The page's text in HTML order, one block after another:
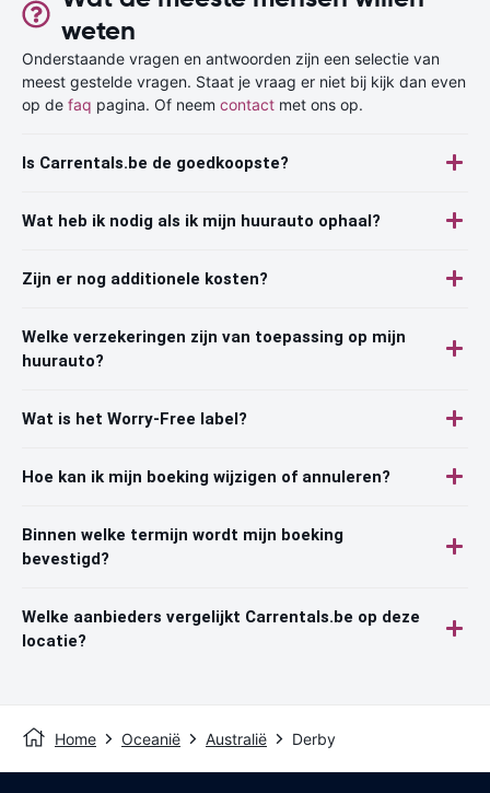
weten
Onderstaande vragen en antwoorden zijn een selectie van
meest gestelde vragen. Staat je vraag er niet bij kijk dan even
op de faq pagina. Of neem contact met ons op.
Is Carrentals.be de goedkoopste?
Wat heb ik nodig als ik mijn huurauto ophaal?
Zijn er nog additionele kosten?
Welke verzekeringen zijn van toepassing op mijn
huurauto?
Wat is het Worry-Free label?
Hoe kan ik mijn boeking wijzigen of annuleren?
Binnen welke termijn wordt mijn boeking
bevestigd?
Welke aanbieders vergelijkt Carrentals.be op deze
locatie?
Home Oceanië Australië Derby